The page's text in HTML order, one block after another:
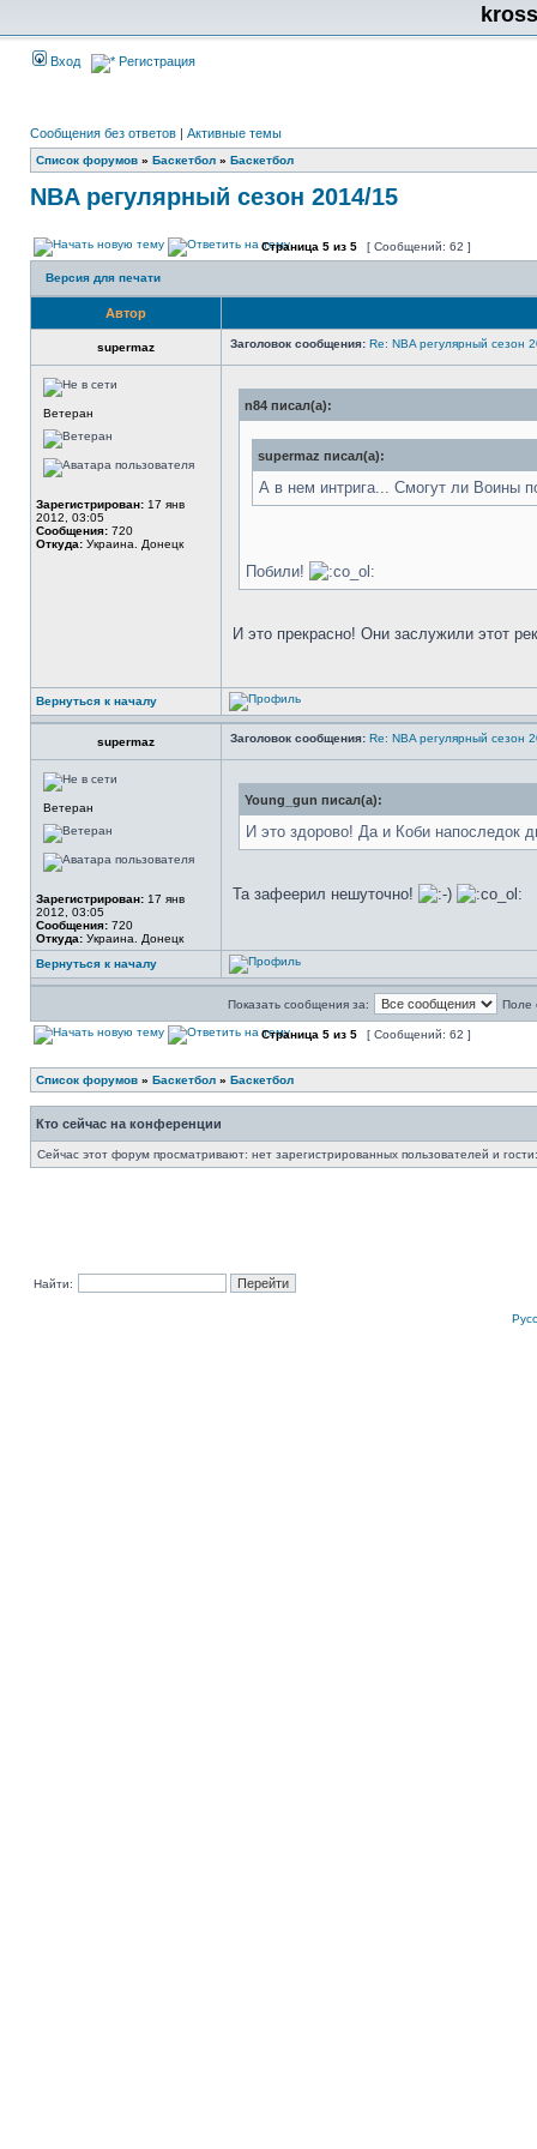
Вход Регистрация
Сообщения без ответов | Активные темы
Список форумов » Баскетбол » Баскетбол
NBA регулярный сезон 2014/15
Страница 5 из 5 [ Сообщений: 62 ]
Версия для печати
Автор
supermaz Заголовок сообщения: Re: NBA регулярный сезон
Ветеран
Зарегистрирован: 17 янв
2012, 03:05
Сообщения: 720
Откуда: Украина. Донецк
n84 писал(а):
supermaz писал(а):
А в нем интрига... Смогут ли Воины
Побили!
И это прекрасно! Они заслужили этот
Вернуться к началу
supermaz Заголовок сообщения: Re: NBA регулярный сезон
Ветеран
Зарегистрирован: 17 янв
2012, 03:05
Сообщения: 720
Откуда: Украина. Донецк
Young_gun писал(а):
И это здорово! Да и Коби напоследок
Та зафеерил нешуточно!
Вернуться к началу
Показать сообщения за: Поле
Страница 5 из 5 [ Сообщений: 62 ]
Список форумов » Баскетбол » Баскетбол
Кто сейчас на конференции
Сейчас этот форум просматривают: нет зарегистрированных пользователей и
Найти: